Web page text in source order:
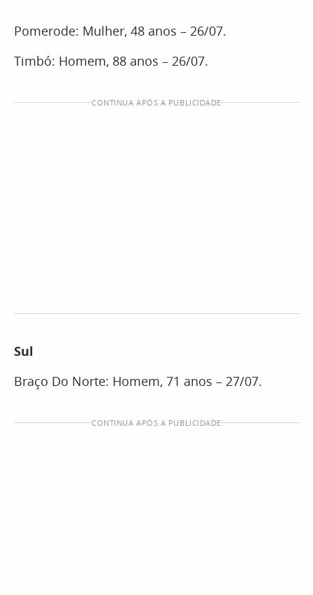
Pomerode: Mulher, 48 anos – 26/07.
Timbó: Homem, 88 anos – 26/07.
CONTINUA APÓS A PUBLICIDADE
Sul
Braço Do Norte: Homem, 71 anos – 27/07.
CONTINUA APÓS A PUBLICIDADE